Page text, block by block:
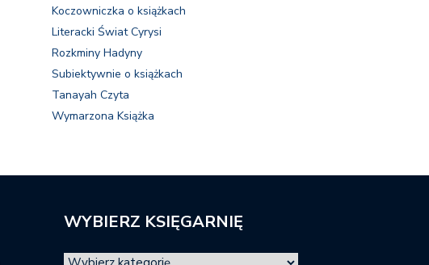
Koczowniczka o książkach
Literacki Świat Cyrysi
Rozkminy Hadyny
Subiektywnie o książkach
Tanayah Czyta
Wymarzona Książka
WYBIERZ KSIĘGARNIĘ